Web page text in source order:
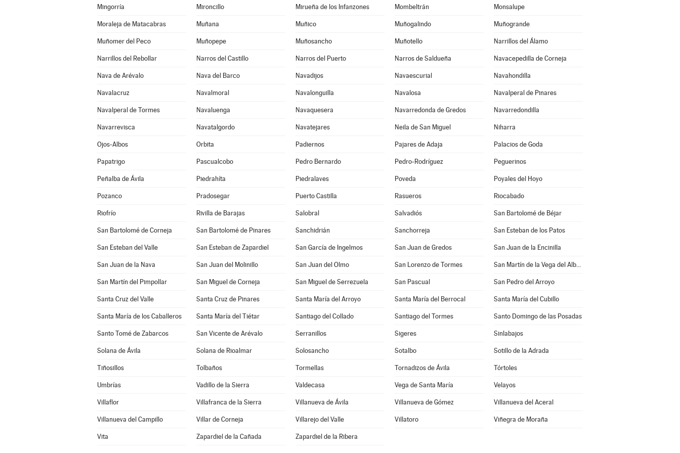
Mingorría Mironcillo Mirueña de los Infanzones Mombeltrán Monsalupe
Moraleja de Matacabras Muñana Muñico Muñogalindo Muñogrande
Muñomer del Peco Muñopepe Muñosancho Muñotello Narrillos del Álamo
Narrillos del Rebollar Narros del Castillo Narros del Puerto Narros de Saldueña Navacepedilla de Corneja
Nava de Arévalo Nava del Barco Navadijos Navaescurial Navahondilla
Navalacruz Navalmoral Navalonguilla Navalosa Navalperal de Pinares
Navalperal de Tormes Navaluenga Navaquesera Navarredonda de Gredos Navarredondilla
Navarrevisca Navatalgordo Navatejares Neila de San Miguel Niharra
Ojos-Albos Orbita Padiernos Pajares de Adaja Palacios de Goda
Papatrigo Pascualcobo Pedro Bernardo Pedro-Rodríguez Peguerinos
Peñalba de Ávila Piedrahíta Piedralaves Poveda Poyales del Hoyo
Pozanco Pradosegar Puerto Castilla Rasueros Riocabado
Riofrío Rivilla de Barajas Salobral Salvadiós San Bartolomé de Béjar
San Bartolomé de Corneja San Bartolomé de Pinares Sanchidrián Sanchorreja San Esteban de los Patos
San Esteban del Valle San Esteban de Zapardiel San García de Ingelmos San Juan de Gredos San Juan de la Encinilla
San Juan de la Nava San Juan del Molinillo San Juan del Olmo San Lorenzo de Tormes San Martín de la Vega del Alberche
San Martín del Pimpollar San Miguel de Corneja San Miguel de Serrezuela San Pascual San Pedro del Arroyo
Santa Cruz del Valle Santa Cruz de Pinares Santa María del Arroyo Santa María del Berrocal Santa María del Cubillo
Santa María de los Caballeros Santa María del Tiétar Santiago del Collado Santiago del Tormes Santo Domingo de las Posadas
Santo Tomé de Zabarcos San Vicente de Arévalo Serranillos Sigeres Sinlabajos
Solana de Ávila Solana de Rioalmar Solosancho Sotalbo Sotillo de la Adrada
Tiñosillos Tolbaños Tormellas Tornadizos de Ávila Tórtoles
Umbrías Vadillo de la Sierra Valdecasa Vega de Santa María Velayos
Villaflor Villafranca de la Sierra Villanueva de Ávila Villanueva de Gómez Villanueva del Aceral
Villanueva del Campillo Villar de Corneja Villarejo del Valle Villatoro Viñegra de Moraña
Vita Zapardiel de la Cañada Zapardiel de la Ribera